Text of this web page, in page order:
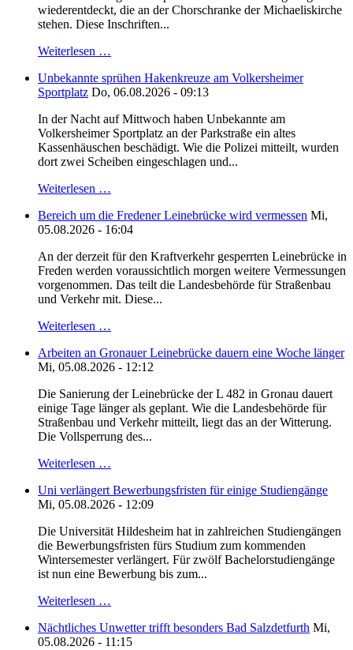
wiederentdeckt, die an der Chorschranke der Michaeliskirche
stehen. Diese Inschriften...
Weiterlesen …
Unbekannte sprühen Hakenkreuze am Volkersheimer
Sportplatz Do, 06.08.2026 - 09:13
In der Nacht auf Mittwoch haben Unbekannte am
Volkersheimer Sportplatz an der Parkstraße ein altes
Kassenhäuschen beschädigt. Wie die Polizei mitteilt, wurden
dort zwei Scheiben eingeschlagen und...
Weiterlesen …
Bereich um die Fredener Leinebrücke wird vermessen Mi,
05.08.2026 - 16:04
An der derzeit für den Kraftverkehr gesperrten Leinebrücke in
Freden werden voraussichtlich morgen weitere Vermessungen
vorgenommen. Das teilt die Landesbehörde für Straßenbau
und Verkehr mit. Diese...
Weiterlesen …
Arbeiten an Gronauer Leinebrücke dauern eine Woche länger
Mi, 05.08.2026 - 12:12
Die Sanierung der Leinebrücke der L 482 in Gronau dauert
einige Tage länger als geplant. Wie die Landesbehörde für
Straßenbau und Verkehr mitteilt, liegt das an der Witterung.
Die Vollsperrung des...
Weiterlesen …
Uni verlängert Bewerbungsfristen für einige Studiengänge
Mi, 05.08.2026 - 12:09
Die Universität Hildesheim hat in zahlreichen Studiengängen
die Bewerbungsfristen fürs Studium zum kommenden
Wintersemester verlängert. Für zwölf Bachelorstudiengänge
ist nun eine Bewerbung bis zum...
Weiterlesen …
Nächtliches Unwetter trifft besonders Bad Salzdetfurth Mi,
05.08.2026 - 11:15